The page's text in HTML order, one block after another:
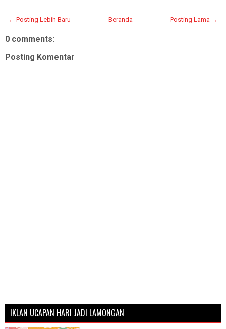
← Posting Lebih Baru Posting Lama →
Beranda
0 comments:
Posting Komentar
IKLAN UCAPAN HARI JADI LAMONGAN